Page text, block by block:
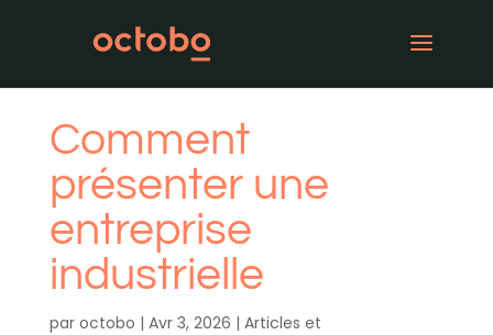
Comment
présenter une
entreprise
industrielle
par octobo | Avr 3, 2026 | Articles et